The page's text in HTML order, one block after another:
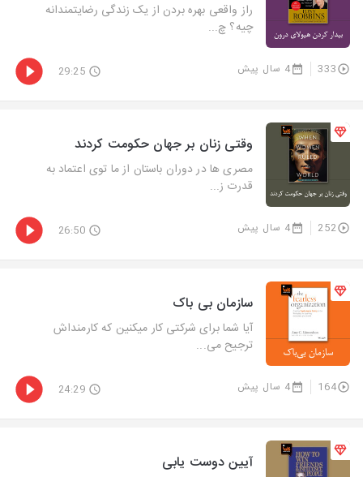
راز واقعی بهره بردن از یک زندگی رضایتمندانه
چیه؟ چ...
333 4 سال پیش 29:25
وقتی زنان بر جهان حکومت کردند
مصری ها در دوران باستان از ما توی اعتماد به
قدرت ز...
252 4 سال پیش 26:50
سازمان بی باک
آیا شما برای شرکتی کار میکنین که کارمنداش
ترجیح می...
164 4 سال پیش 24:29
آیین دوست یابی